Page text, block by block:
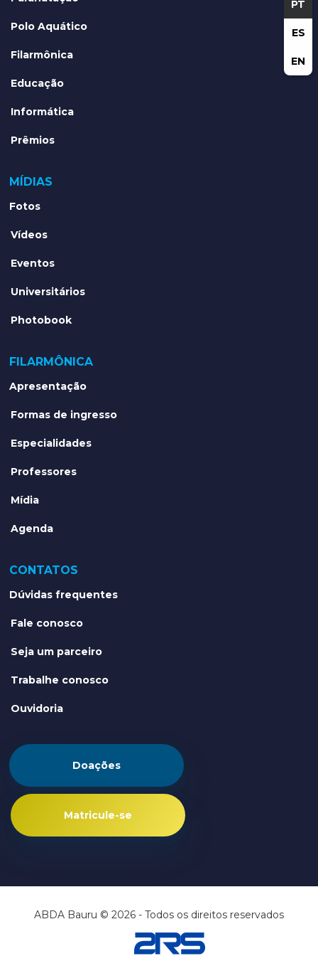
PT
ES
EN
Polo Aquático
Filarmônica
Educação
Informática
Prêmios
MÍDIAS
Fotos
Vídeos
Eventos
Universitários
Photobook
FILARMÔNICA
Apresentação
Formas de ingresso
Especialidades
Professores
Mídia
Agenda
CONTATOS
Dúvidas frequentes
Fale conosco
Seja um parceiro
Trabalhe conosco
Ouvidoria
Doações
Matricule-se
ABDA Bauru © 2026 - Todos os direitos reservados